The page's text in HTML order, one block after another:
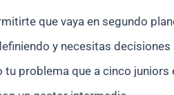
que vaya en segundo
y necesitas decisiones
problema que a cinco